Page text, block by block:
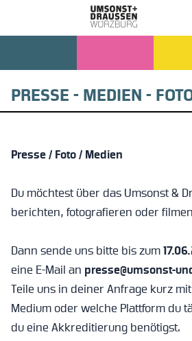
PRESSE - MEDIEN -
Presse / Foto / Medien
Du möchtest über das Umsonst &
berichten, fotografieren oder
Dann sende uns bitte bis zum
eine E-Mail an presse@umsonst-
Teile uns in deiner Anfrage kurz
Medium oder welche Plattform du
du eine Akkreditierung benötigst.